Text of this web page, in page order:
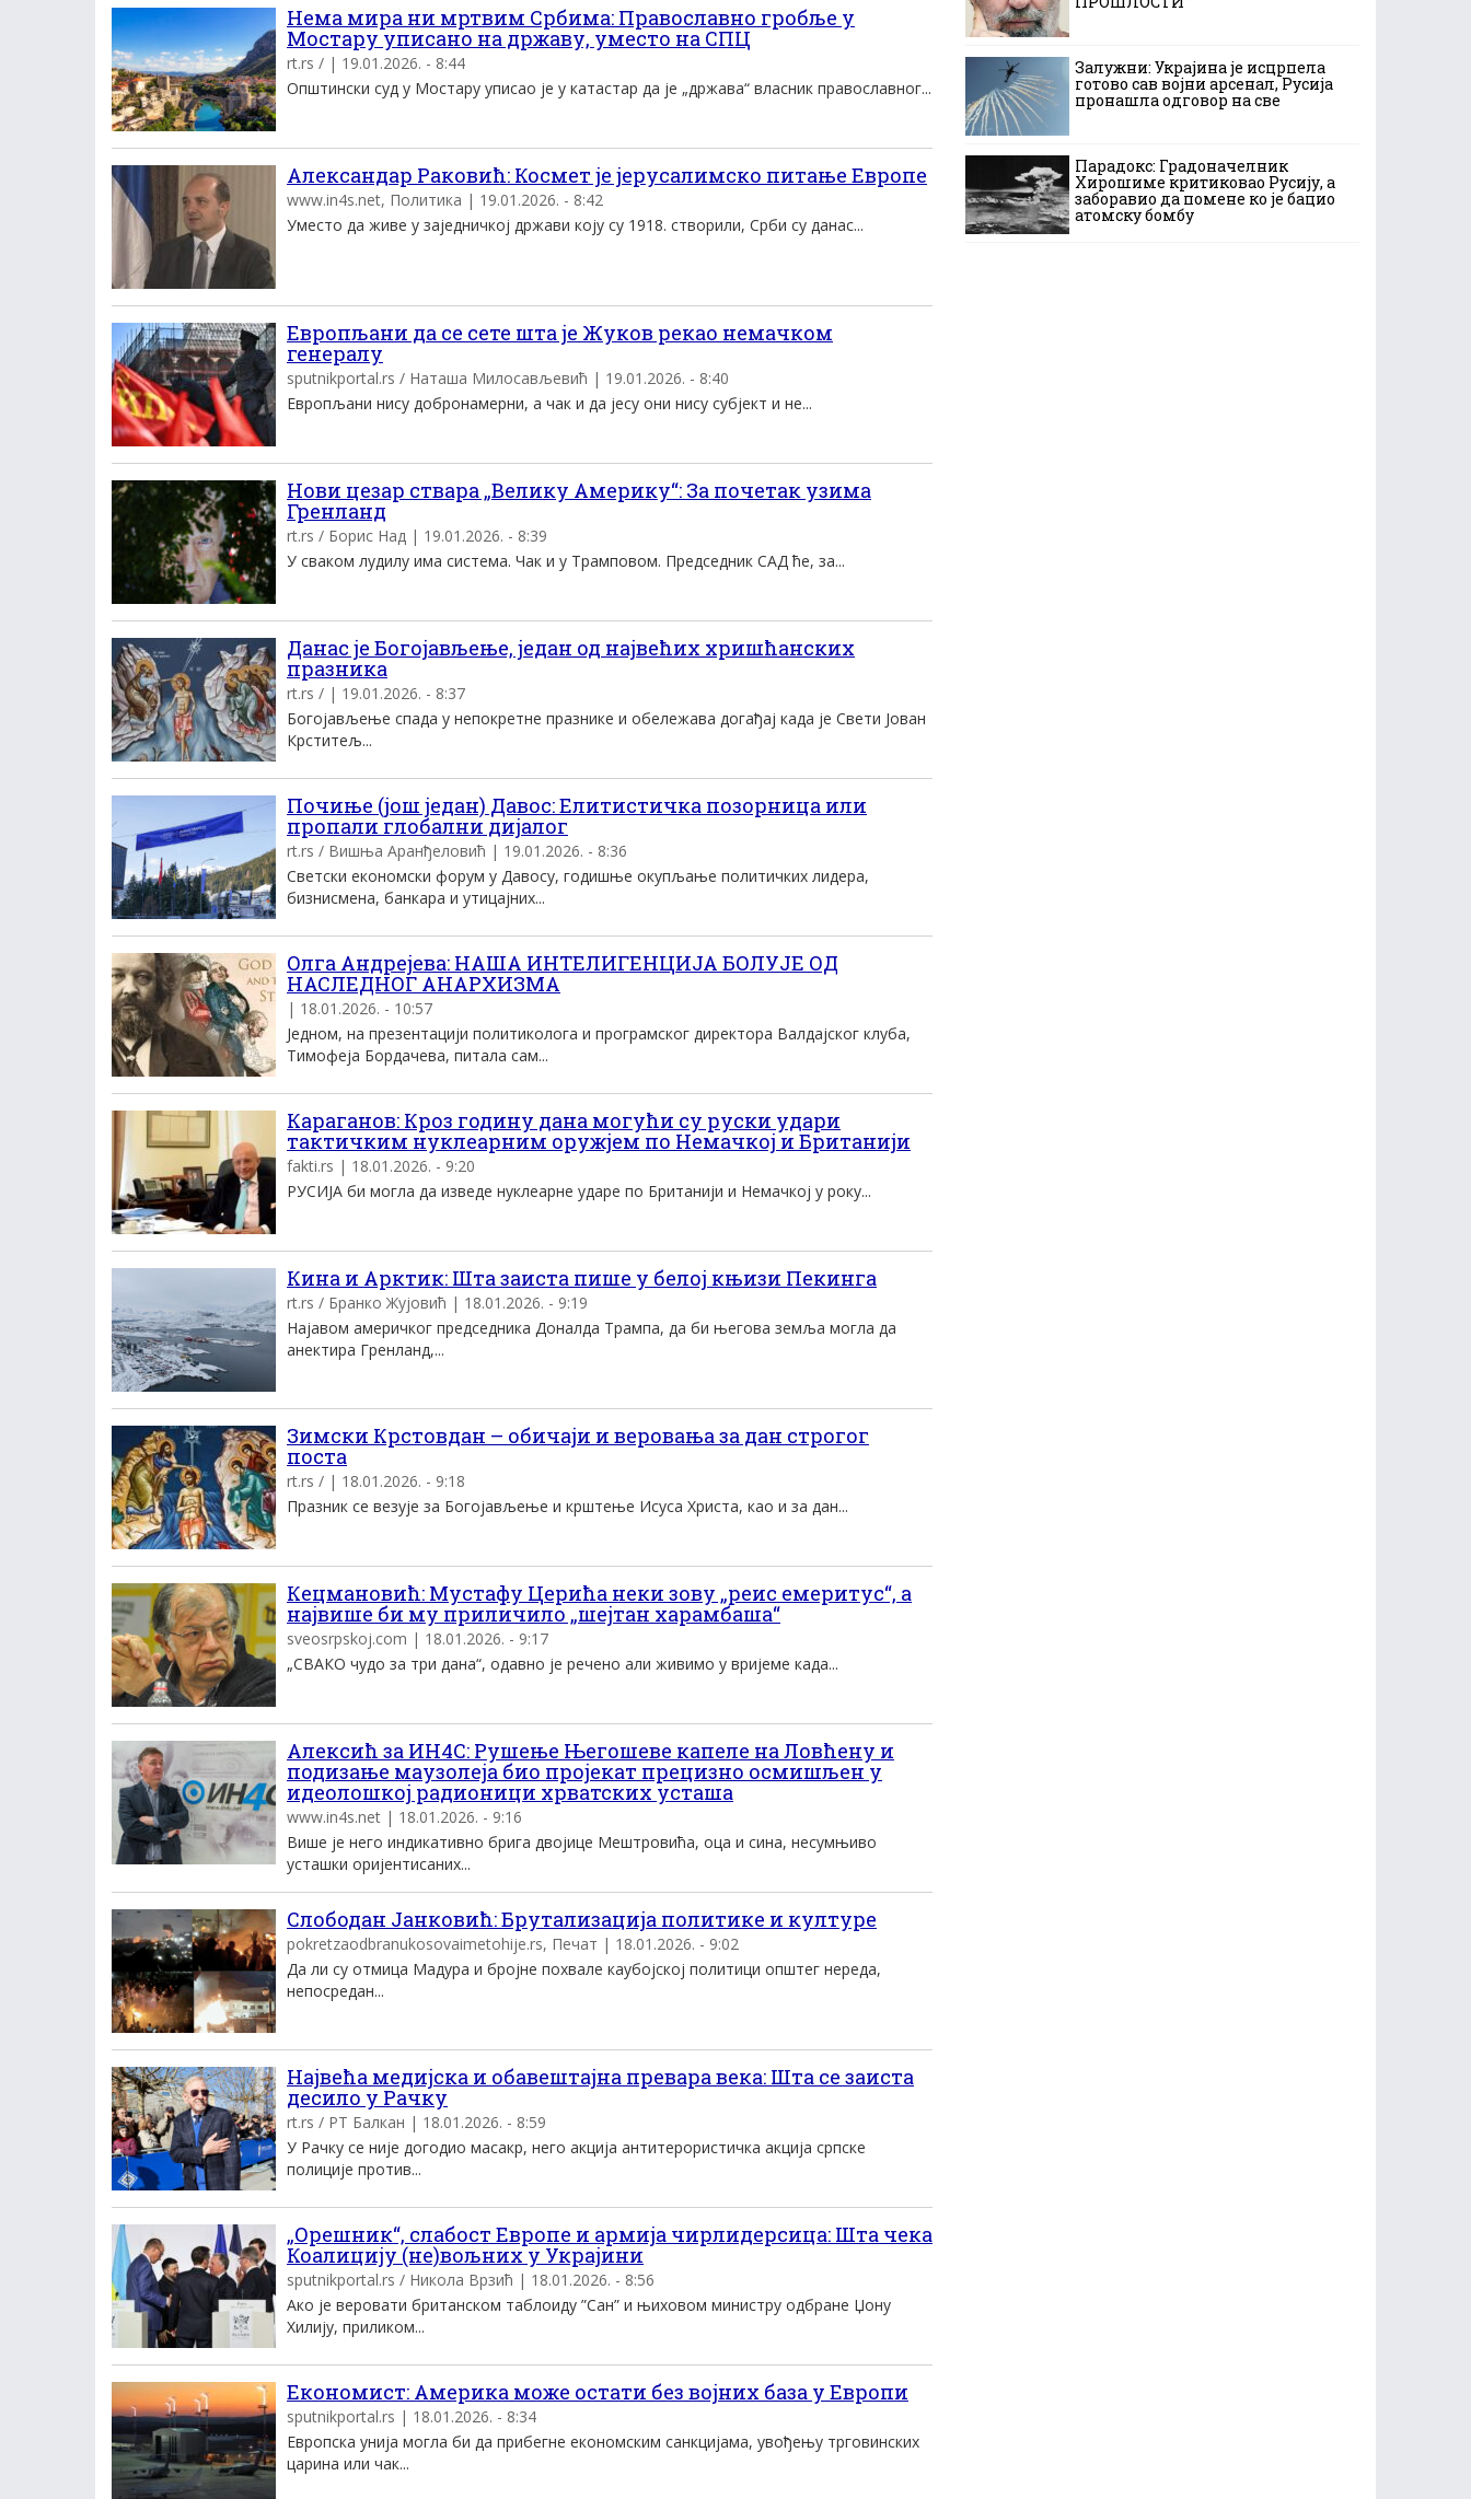
Нема мира ни мртвим Србима: Православно гробље у
Мостару уписано на државу, уместо на СПЦ
rt.rs / | 19.01.2026. - 8:44
Општински суд у Мостару уписао је у катастар да је „држава“ власник православног...
Александар Раковић: Космет је јерусалимско питање Европе
www.in4s.net, Политика | 19.01.2026. - 8:42
Уместо да живе у заједничкој држави коју су 1918. створили, Срби су данас...
Европљани да се сете шта је Жуков рекао немачком
генералу
sputnikportal.rs / Наташа Милосављевић | 19.01.2026. - 8:40
Европљани нису добронамерни, а чак и да јесу они нису субјект и не...
Нови цезар ствара „Велику Америку“: За почетак узима
Гренланд
rt.rs / Борис Над | 19.01.2026. - 8:39
У сваком лудилу има система. Чак и у Трамповом. Председник САД ће, за...
Данас је Богојављење, један од највећих хришћанских
празника
rt.rs / | 19.01.2026. - 8:37
Богојављење спада у непокретне празнике и обележава догађај када је Свети Јован
Крститељ...
Почиње (још један) Давос: Елитистичка позорница или
пропали глобални дијалог
rt.rs / Вишња Аранђеловић | 19.01.2026. - 8:36
Светски економски форум у Давосу, годишње окупљање политичких лидера,
бизнисмена, банкара и утицајних...
Олга Андрејева: НАША ИНТЕЛИГЕНЦИЈА БОЛУЈЕ ОД
НАСЛЕДНОГ АНАРХИЗМА
| 18.01.2026. - 10:57
Једном, на презентацији политиколога и програмског директора Валдајског клуба,
Тимофеја Бордачева, питала сам...
Караганов: Кроз годину дана могући су руски удари
тактичким нуклеарним оружјем по Немачкој и Британији
fakti.rs | 18.01.2026. - 9:20
РУСИЈА би могла да изведе нуклеарне ударе по Британији и Немачкој у року...
Кина и Арктик: Шта заиста пише у белој књизи Пекинга
rt.rs / Бранко Жујовић | 18.01.2026. - 9:19
Најавом америчког председника Доналда Трампа, да би његова земља могла да
анектира Гренланд,...
Зимски Крстовдан – обичаји и веровања за дан строгог
поста
rt.rs / | 18.01.2026. - 9:18
Празник се везује за Богојављење и крштење Исуса Христа, као и за дан...
Кецмановић: Мустафу Церића неки зову „реис емеритус“, а
највише би му приличило „шејтан харамбаша“
sveosrpskoj.com | 18.01.2026. - 9:17
„СВАКО чудо за три дана“, одавно је речено али живимо у вријеме када...
Алексић за ИН4С: Рушење Његошеве капеле на Ловћену и
подизање маузолеја био пројекат прецизно осмишљен у
идеолошкој радионици хрватских усташа
www.in4s.net | 18.01.2026. - 9:16
Више је него индикативно брига двојице Мештровића, оца и сина, несумњиво
усташки оријентисаних...
Слободан Јанковић: Брутализација политике и културе
pokretzaodbranukosovaimetohije.rs, Печат | 18.01.2026. - 9:02
Да ли су отмица Мадура и бројне похвале каубојској политици општег нереда,
непосредан...
Највећа медијска и обавештајна превара века: Шта се заиста
десило у Рачку
rt.rs / РТ Балкан | 18.01.2026. - 8:59
У Рачку се није догодио масакр, него акција антитерористичка акција српске
полиције против...
„Орешник“, слабост Европе и армија чирлидерсица: Шта чека
Коалицију (не)вољних у Украјини
sputnikportal.rs / Никола Врзић | 18.01.2026. - 8:56
Ако је веровати британском таблоиду ”Сан” и њиховом министру одбране Џону
Хилију, приликом...
Економист: Америка може остати без војних база у Европи
sputnikportal.rs | 18.01.2026. - 8:34
Европска унија могла би да прибегне економским санкцијама, увођењу трговинских
царина или чак...
Залужни: Украјина је исцрпела
готово сав војни арсенал, Русија
пронашла одговор на све
Парадокс: Градоначелник
Хирошиме критиковао Русију, а
заборавио да помене ко је бацио
атомску бомбу